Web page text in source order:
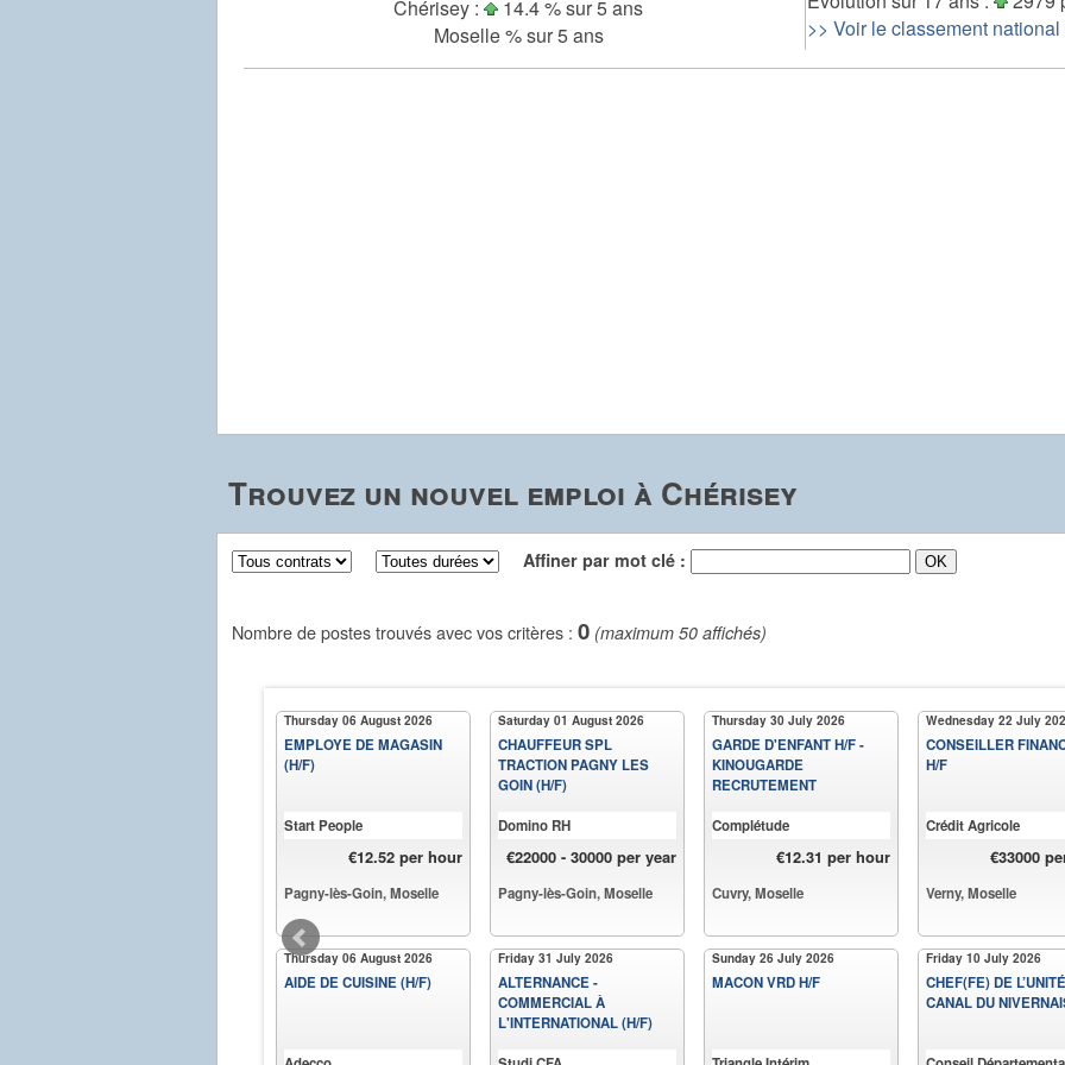
Chérisey :
14.4 % sur 5 ans
Moselle % sur 5 ans
>> Voir le classement national
Trouvez un nouvel emploi à Chérisey
Affiner par mot clé :
Nombre de postes trouvés avec vos critères : 0 (maximum 50 affichés)
Thursday 06 August 2026
EMPLOYE DE MAGASIN
(H/F)
Start People
€12.52 per hour
Pagny-lès-Goin, Moselle
Thursday 06 August 2026
AIDE DE CUISINE (H/F)
Saturday 01 August 2026
CHAUFFEUR SPL
TRACTION PAGNY LES
GOIN (H/F)
Domino RH
€22000 - 30000 per year
Pagny-lès-Goin, Moselle
Friday 31 July 2026
ALTERNANCE -
COMMERCIAL À
L'INTERNATIONAL (H/F)
Thursday 30 July 2026
GARDE D'ENFANT H/F -
KINOUGARDE
RECRUTEMENT
Complétude
€12.31 per hour
Cuvry, Moselle
Sunday 26 July 2026
MACON VRD H/F
Wednesday 22 July
CONSEILLER
H/F
Crédit Agricole
€33000
Verny, Moselle
Friday 10 July 2026
CHEF(FE) DE
CANAL DU